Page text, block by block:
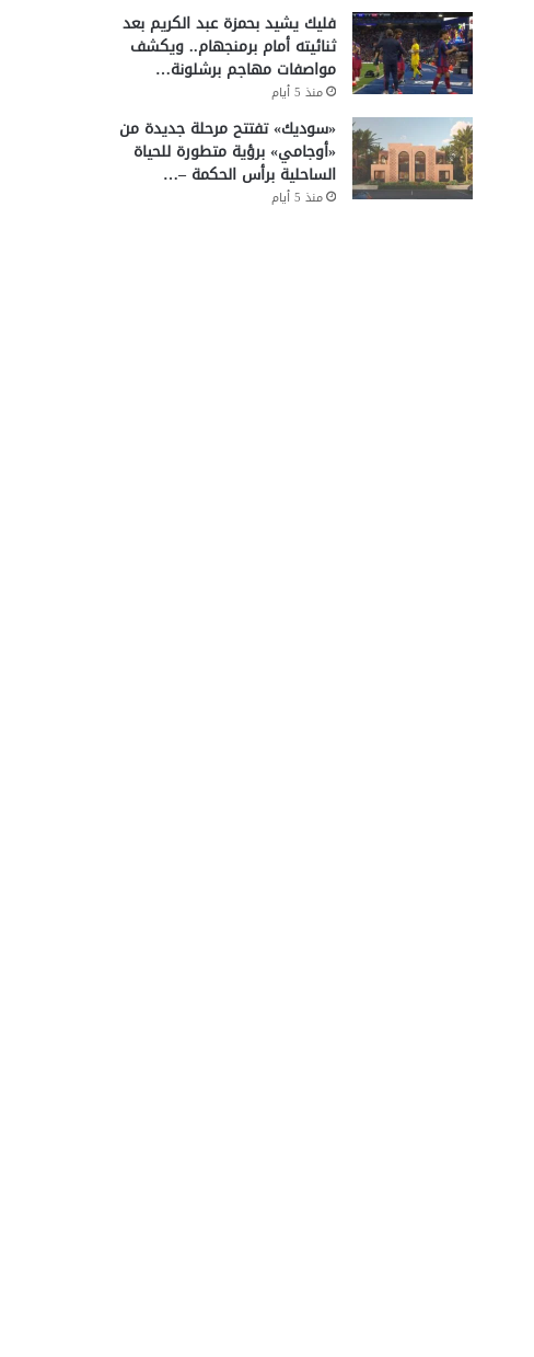
فليك يشيد بحمزة عبد الكريم بعد
ثنائيته أمام برمنجهام.. ويكشف
مواصفات مهاجم برشلونة…
منذ 5 أيام
«سوديك» تفتتح مرحلة جديدة من
«أوجامي» برؤية متطورة للحياة
الساحلية برأس الحكمة –…
منذ 5 أيام